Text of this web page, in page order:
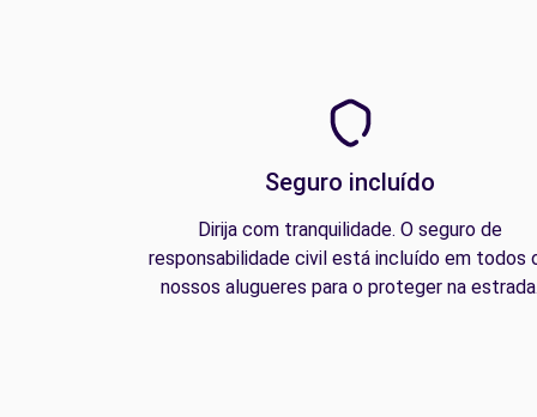
Seguro incluído
Dirija com tranquilidade. O seguro de
responsabilidade civil está incluído em todos
nossos alugueres para o proteger na